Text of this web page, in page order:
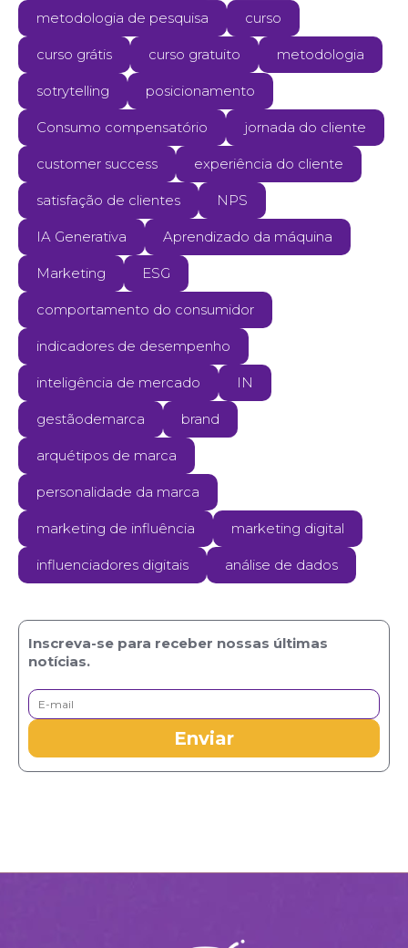
metodologia de pesquisa curso
curso grátis curso gratuito metodologia
sotrytelling posicionamento
Consumo compensatório jornada do cliente
customer success experiência do cliente
satisfação de clientes NPS
IA Generativa Aprendizado da máquina
Marketing ESG
comportamento do consumidor
indicadores de desempenho
inteligência de mercado IN
gestãodemarca brand
arquétipos de marca
personalidade da marca
marketing de influência marketing digital
influenciadores digitais análise de dados
Inscreva-se para receber nossas últimas
notícias.